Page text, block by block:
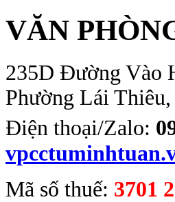
VĂN
235D Đường Vào
Phường Lái
Điện thoại/Zalo:
Mã số thuế: 3701